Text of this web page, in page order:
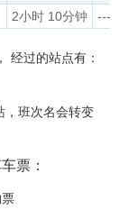
2小时 10分钟 ----
经过的站点有：
，班次名会转变
票：